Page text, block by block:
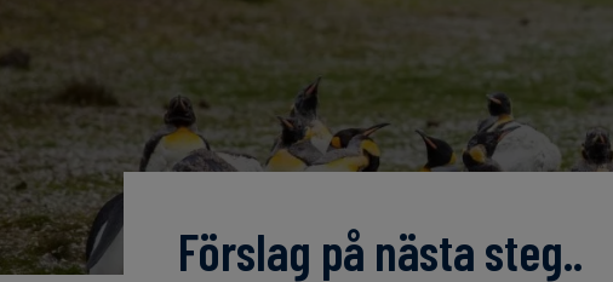
Förslag på nästa steg..